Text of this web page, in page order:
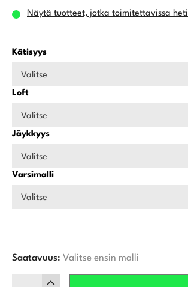
Näytä tuotteet, jotka toimitettavissa heti
Kätisyys
Valitse
Loft
Valitse
Jäykkyys
Valitse
Varsimalli
Valitse
Saatavuus: Valitse ensin malli